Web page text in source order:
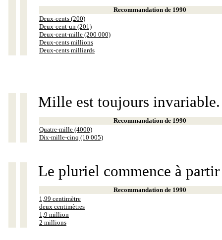
Recommandation de 1990
Deux-cents (200)
Deux-cent-un (201)
Deux-cent-mille (200 000)
Deux-cents millions
Deux-cents milliards
Mille est toujours invariable.
Recommandation de 1990
Quatre-mille (4000)
Dix-mille-cinq (10 005)
Le pluriel commence à
Recommandation de 1990
1,99 centimètre
deux centimètres
1,9 million
2 millions